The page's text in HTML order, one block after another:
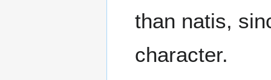
than natis,
character.